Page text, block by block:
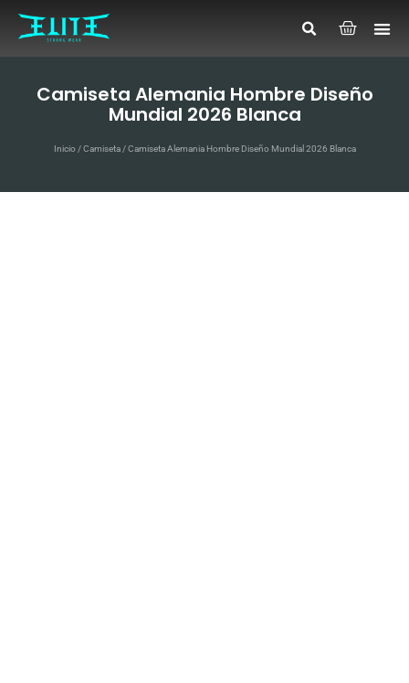
Camiseta Alemania Hombre Diseño
Mundial 2026 Blanca
Inicio/Camiseta/ Camiseta Alemania Hombre Diseño Mundial 2026 Blanca